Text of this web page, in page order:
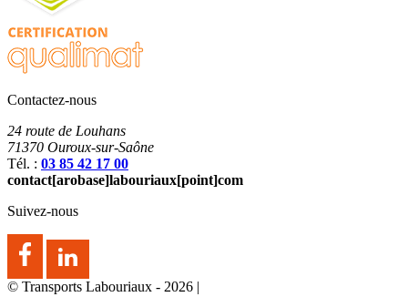
Contactez-nous
24 route de Louhans
71370 Ouroux-sur-Saône
Tél. : 03 85 42 17 00
contact[arobase]labouriaux[point]com
Suivez-nous
© Transports Labouriaux - 2026 |